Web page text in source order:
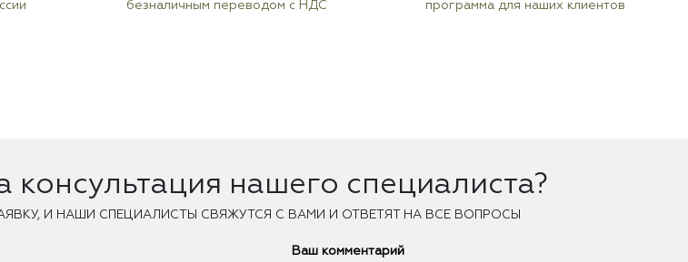
безналичным переводом с НДС
программа для наших клиентов
консультация нашего специалиста?
И НАШИ СПЕЦИАЛИСТЫ СВЯЖУТСЯ С ВАМИ И ОТВЕТЯТ НА ВСЕ ВОПРОСЫ
Ваш комментарий